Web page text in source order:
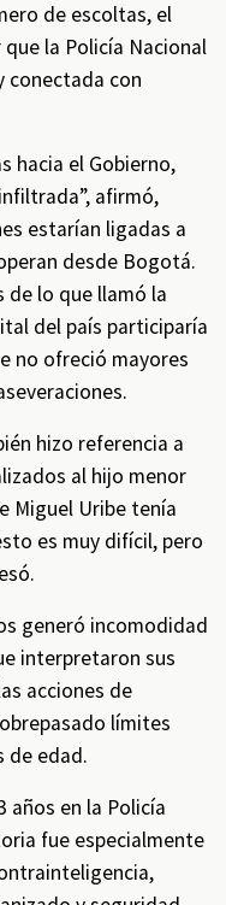
de escoltas, el
la Policía Nacional
conectada con
hacia el Gobierno,
afirmó,
estarían ligadas a
desde Bogotá.
de lo que llamó la
del país participaría
no ofreció mayores
hizo referencia a
al hijo menor
Miguel Uribe tenía
es muy difícil, pero
generó incomodidad
interpretaron sus
acciones de
límites
de edad.
años en la Policía
fue especialmente